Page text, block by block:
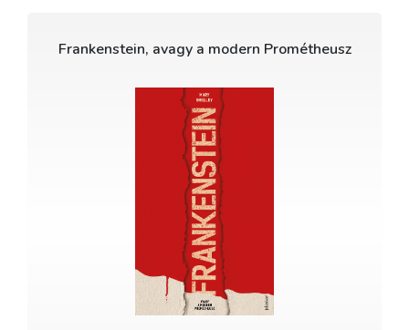
Frankenstein, avagy a modern Prométheusz